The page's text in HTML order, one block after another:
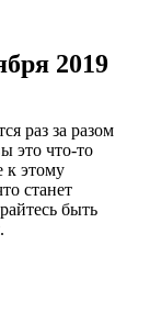
2019
раз за разом
это что-то
к этому
станет
быть